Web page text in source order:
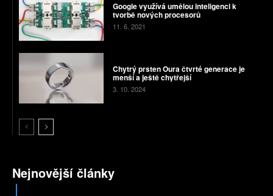
Google využívá umělou inteligenci k
tvorbě nových procesorů
11. 6. 2021
Chytrý prsten Oura čtvrté generace je
menší a ještě chytřejší
3. 10. 2024
Nejnovější články